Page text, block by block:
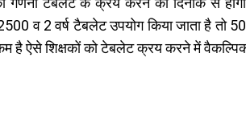
व 2 वर्ष टैबलेट उपयोग किया जाता है तो
है ऐसे शिक्षकों को टेबलेट क्रय करने में